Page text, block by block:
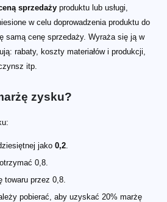
sprzedaży produktu lub usługi,
w celu doprowadzenia produktu do
samą cenę sprzedaży. Wyraża się ją w
rabaty, koszty materiałów i produkcji,
itp.
zysku?
jako 0,2
0,8.
towaru przez 0,8.
pobierać, aby uzyskać 20% marżę